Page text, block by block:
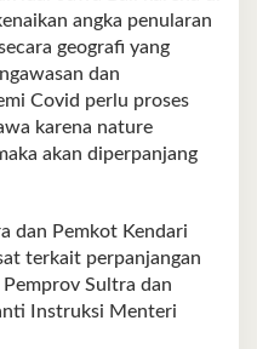
angka penularan
geografi yang
dan
Covid perlu proses
karena nature
akan diperpanjang
dan Pemkot Kendari
terkait perpanjangan
Sultra dan
Instruksi Menteri